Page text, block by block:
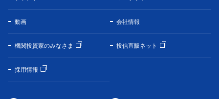
動画 会社情報
機関投資家のみなさま 投信直販ネット
採用情報